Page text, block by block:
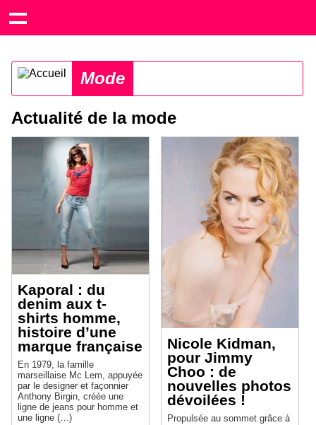
Mode
Actualité de la mode
Kaporal : du
denim aux t-
shirts homme,
histoire d’une
marque française
En 1979, la famille
marseillaise Mc Lem, appuyée
par le designer et façonnier
Anthony Birgin, créée une
ligne de jeans pour homme et
une ligne (…)
Nicole Kidman,
pour Jimmy
Choo : de
nouvelles photos
dévoilées !
Propulsée au sommet grâce à